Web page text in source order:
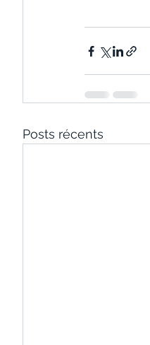
Posts récents